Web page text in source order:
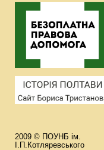
2009 © ПОУНБ ім.
І.П.Котляревського